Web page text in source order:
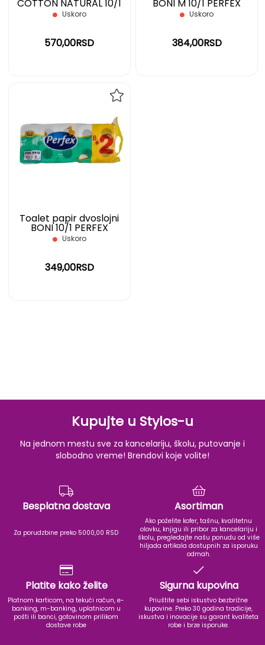
COTTON NATURAL 10/1
PERFEX
Uskoro
570,00RSD
BONI M 10/1 PERFEX
Uskoro
384,00RSD
Toalet papir dvoslojni
BONI 10/1 PERFEX
Uskoro
349,00RSD
NA
LISTU
Kupujte u Stylos-u
Na jednom mestu sve za kancelariju, školu, putovanje i
slobodno vreme! Brendovi koje volite!
Besplatna dostava
Za porudzbine preko 5000,00 RSD
Asortiman
Ako poželite kofer, tašnu, kvalitetnu
olovku, knjigu ili pribor za kancelariju i
školu, pregledajte našu ponudu od više
hiljada artikala dostupnih za isporuku
odmah.
Platite kako želite
Platnom karticom, na tekući račun, e-
banking, m-banking, uplatnicom u
pošti ili banci, gotovinom prilikom
dostave robe
Sigurna kupovina
Priuštite sebi iskustvo bezbrižne
kupovine. Preko 30 godina tradicije,
iskustva i inovacije su garant kvaliteta
robe i brze isporuke.